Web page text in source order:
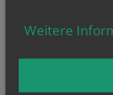
Weitere